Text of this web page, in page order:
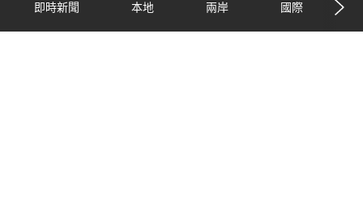
即時新聞 本地 兩岸 國際